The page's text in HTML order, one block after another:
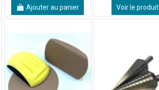
Ajouter au panier Voir le produit